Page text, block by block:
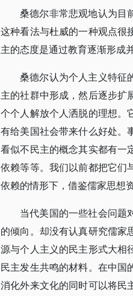
桑德尔非常悲观地认为目
这种看法与杜威的一种观点很
主的态度是通过教育逐渐形成
桑德尔认为个人主义特征
主的社群中形成，然后逐步扩
个个人解放个人洒脱的理想。
有给美国社会带来什么好处。
看似不民主的概念其实都有一
依赖等等。我们以前都把它们
依赖的情形下，借鉴儒家思想
当代美国的一些社会问题
的倾向。却没有认真研究儒家
源与个人主义的民主形式大相
民主发生共鸣的材料。在中国
消化外来文化的同时可以将民